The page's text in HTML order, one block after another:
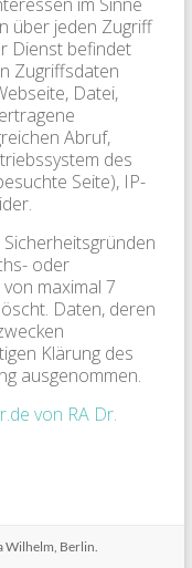
über jeden Zugriff
Dienst befindet
Zugriffsdaten
Datei,
Abruf,
des
Seite), IP-
oder
maximal 7
Daten, deren
Klärung des
ausgenommen.
von RA Dr.
Wilhelm, Berlin.